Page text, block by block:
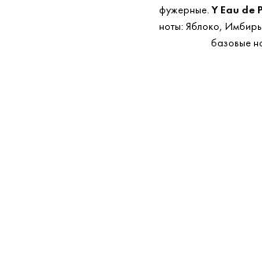
фужерные. Y Eau de
ноты: Яблоко,
базовые